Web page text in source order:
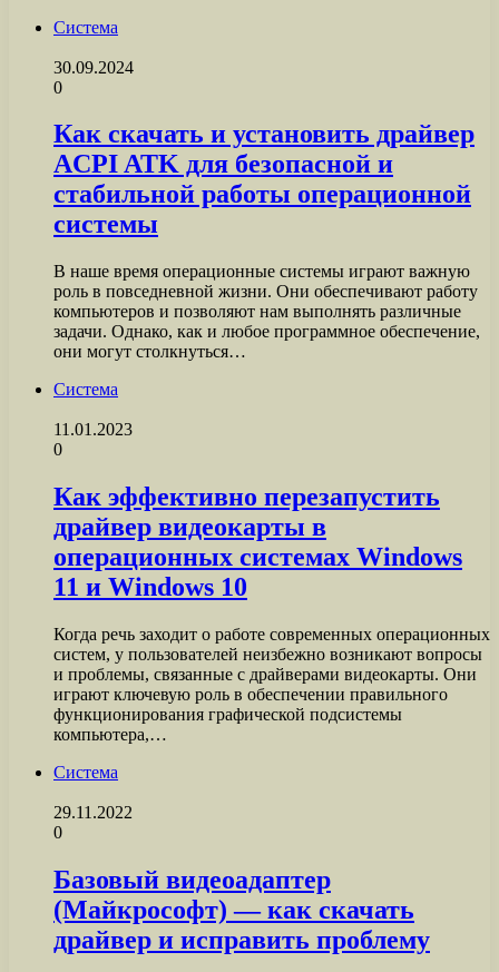
Система
30.09.2024
0
Как скачать и установить драйвер
ACPI ATK для безопасной и
стабильной работы операционной
системы
В наше время операционные системы играют важную
роль в повседневной жизни. Они обеспечивают работу
компьютеров и позволяют нам выполнять различные
задачи. Однако, как и любое программное обеспечение,
они могут столкнуться…
Система
11.01.2023
0
Как эффективно перезапустить
драйвер видеокарты в
операционных системах Windows
11 и Windows 10
Когда речь заходит о работе современных операционных
систем, у пользователей неизбежно возникают вопросы
и проблемы, связанные с драйверами видеокарты. Они
играют ключевую роль в обеспечении правильного
функционирования графической подсистемы
компьютера,…
Система
29.11.2022
0
Базовый видеоадаптер
(Майкрософт) — как скачать
драйвер и исправить проблему